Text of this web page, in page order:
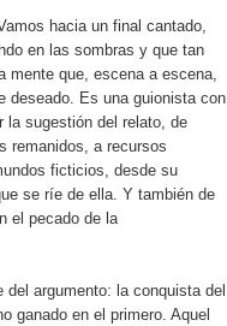
hacia un final cantado,
en las sombras y que tan
mente que, escena a escena,
deseado. Es una guionista con
la sugestión del relato, de
remanidos, a recursos
ficticios, desde su
se ríe de ella. Y también de
el pecado de la
argumento: la conquista del
ganado en el primero. Aquel